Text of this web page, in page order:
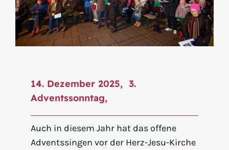
14. Dezember 2025, 3.
Adventssonntag,
Auch in diesem Jahr hat das offene
Adventssingen vor der Herz-Jesu-Kirche